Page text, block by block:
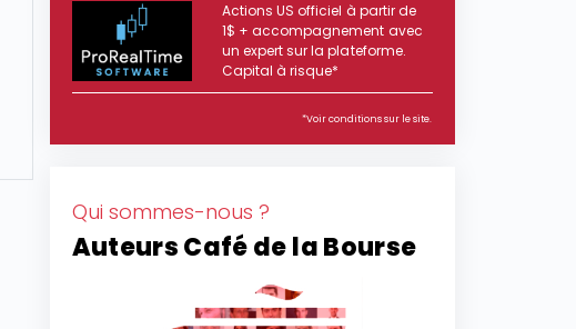
Actions US officiel à partir de
1$ + accompagnement avec
un expert sur la plateforme.
Capital à risque*
*Voir conditions sur le site.
Qui sommes-nous ?
Auteurs Café de la Bourse